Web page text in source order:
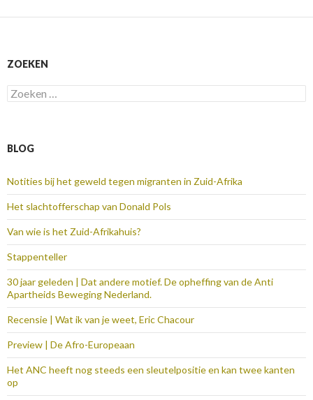
ZOEKEN
Zoeken
naar:
BLOG
Notities bij het geweld tegen migranten in Zuid-Afrika
Het slachtofferschap van Donald Pols
Van wie is het Zuid-Afrikahuis?
Stappenteller
30 jaar geleden | Dat andere motief. De opheffing van de Anti
Apartheids Beweging Nederland.
Recensie | Wat ik van je weet, Eric Chacour
Preview | De Afro-Europeaan
Het ANC heeft nog steeds een sleutelpositie en kan twee kanten
op